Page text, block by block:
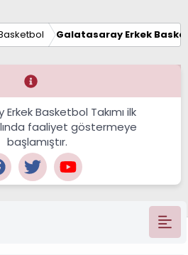
Galatasaray Erkek
Basketbol Takımı ilk
faaliyet göstermeye
başlamıştır.